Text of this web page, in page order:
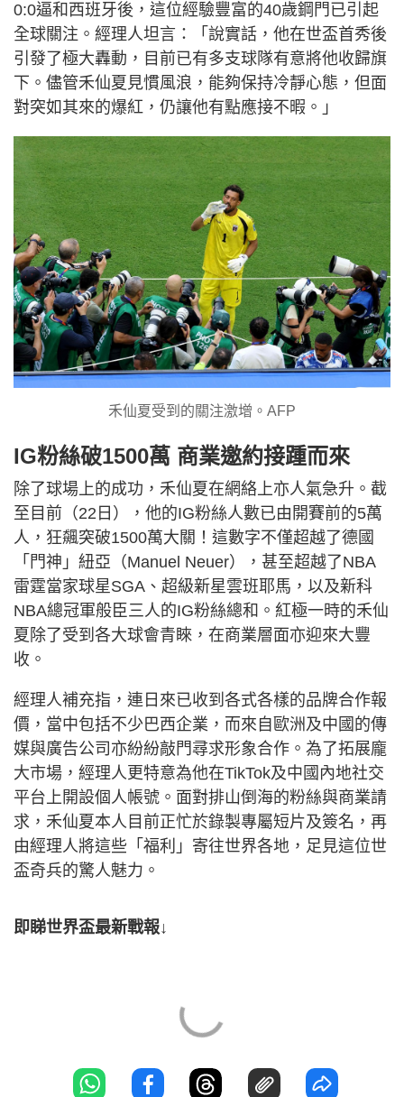
0:0逼和西班牙後，這位經驗豐富的40歲鋼門已引起
全球關注。經理人坦言：「說實話，他在世盃首秀後
引發了極大轟動，目前已有多支球隊有意將他收歸旗
下。儘管禾仙夏見慣風浪，能夠保持冷靜心態，但面
對突如其來的爆紅，仍讓他有點應接不暇。」
禾仙夏受到的關注激增。AFP
IG粉絲破1500萬 商業邀約接踵而來
除了球場上的成功，禾仙夏在網絡上亦人氣急升。截
至目前（22日），他的IG粉絲人數已由開賽前的5萬
人，狂飆突破1500萬大關！這數字不僅超越了德國
「門神」紐亞（Manuel Neuer），甚至超越了NBA
雷霆當家球星SGA、超級新星雲班耶馬，以及新科
NBA總冠軍般臣三人的IG粉絲總和。紅極一時的禾仙
夏除了受到各大球會青睞，在商業層面亦迎來大豐
收。
經理人補充指，連日來已收到各式各樣的品牌合作報
價，當中包括不少巴西企業，而來自歐洲及中國的傳
媒與廣告公司亦紛紛敲門尋求形象合作。為了拓展龐
大市場，經理人更特意為他在TikTok及中國內地社交
平台上開設個人帳號。面對排山倒海的粉絲與商業請
求，禾仙夏本人目前正忙於錄製專屬短片及簽名，再
由經理人將這些「福利」寄往世界各地，足見這位世
盃奇兵的驚人魅力。
即睇世界盃最新戰報↓